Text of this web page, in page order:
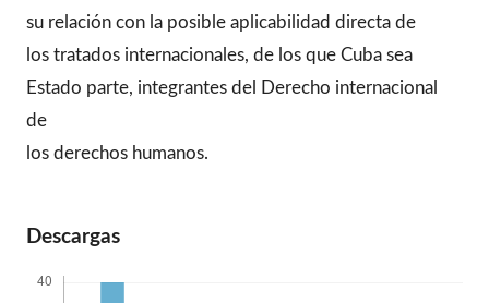
su relación con la posible aplicabilidad directa de
los tratados internacionales, de los que Cuba sea
Estado parte, integrantes del Derecho internacional
de
los derechos humanos.
Descargas